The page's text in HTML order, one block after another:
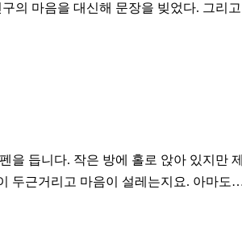
의 마음을 대신해 문장을 빚었다. 그리
을 듭니다. 작은 방에 홀로 앉아 있지만
두근거리고 마음이 설레는지요. 아마도